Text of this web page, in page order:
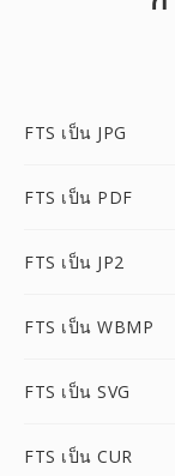
FTS เป็น JPG
FTS เป็น PDF
FTS เป็น JP2
FTS เป็น WBMP
FTS เป็น SVG
FTS เป็น CUR